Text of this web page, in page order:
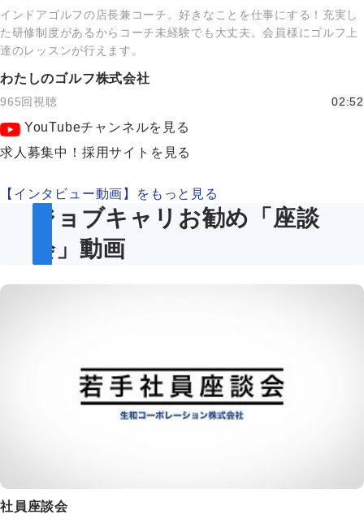
インドアゴルフの店長兼コーチ。好きなことを仕事にする！充実し
た研修制度があるからコーチ未経験でも大丈夫。会員様にゴルフ上
達のレッスンが行えます。
わたしのゴルフ株式会社
965回視聴 02:52
YouTubeチャンネルを見る
求人募集中！採用サイトを見る
【インタビュー動画】をもっと見る
ジョブキャリお勧め「座談
会」動画
社員座談会